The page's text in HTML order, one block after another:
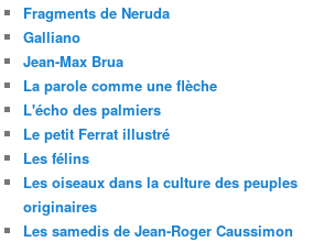
Fragments de Neruda
Galliano
Jean-Max Brua
La parole comme une flèche
L'écho des palmiers
Le petit Ferrat illustré
Les félins
Les oiseaux dans la culture des peuples
originaires
Les samedis de Jean-Roger Caussimon